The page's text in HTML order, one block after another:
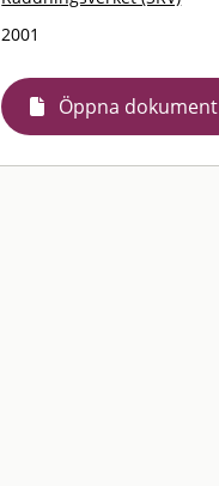
2001
Öppna dokument